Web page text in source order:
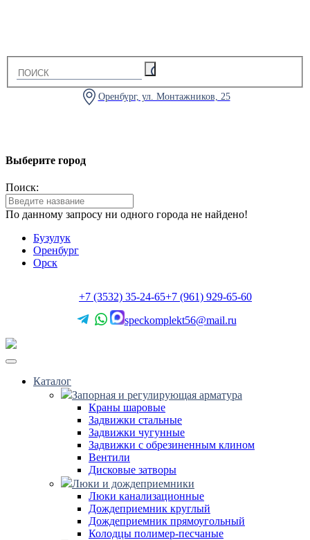
Оренбург, ул. Монтажников, 25
Выберите город
Поиск:
По данному запросу ни одного города не найдено!
Бузулук
Оренбург
Орск
+7 (3532) 35-24-65+7 (961) 929-65-60
speckomplekt56@mail.ru
Каталог
Запорная и регулирующая арматура
Краны шаровые
Задвижки стальные
Задвижки чугунные
Задвижки с обрезиненным клином
Вентили
Дисковые затворы
Люки и дождеприемники
Люки канализационные
Дождеприемник круглый
Дождеприемник прямоугольный
Колодцы полимер-песчаные